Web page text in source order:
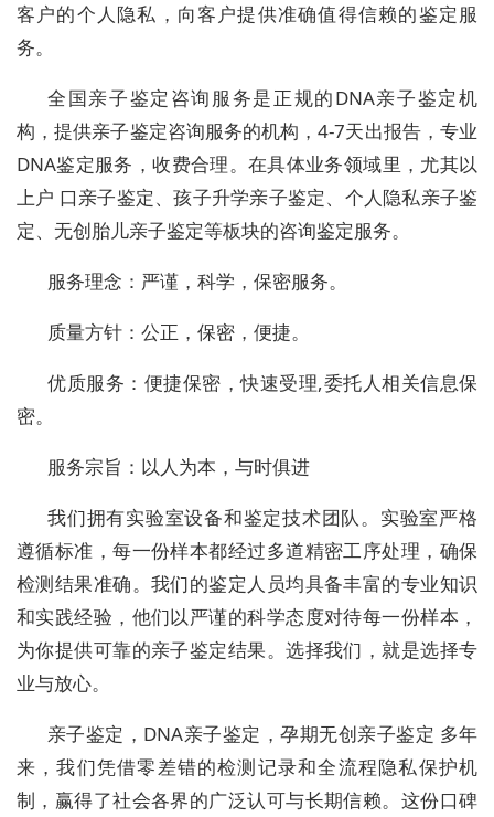
客户的个人隐私，向客户提供准确值得信赖的鉴定服
务。
全国亲子鉴定咨询服务是正规的DNA亲子鉴定机
构，提供亲子鉴定咨询服务的机构，4-7天出报告，专业
DNA鉴定服务，收费合理。在具体业务领域里，尤其以
上户 口亲子鉴定、孩子升学亲子鉴定、个人隐私亲子鉴
定、无创胎儿亲子鉴定等板块的咨询鉴定服务。
服务理念：严谨，科学，保密服务。
质量方针：公正，保密，便捷。
优质服务：便捷保密，快速受理,委托人相关信息保
密。
服务宗旨：以人为本，与时俱进
我们拥有实验室设备和鉴定技术团队。实验室严格
遵循标准，每一份样本都经过多道精密工序处理，确保
检测结果准确。我们的鉴定人员均具备丰富的专业知识
和实践经验，他们以严谨的科学态度对待每一份样本，
为你提供可靠的亲子鉴定结果。选择我们，就是选择专
业与放心。
亲子鉴定，DNA亲子鉴定，孕期无创亲子鉴定 多年
来，我们凭借零差错的检测记录和全流程隐私保护机
制，赢得了社会各界的广泛认可与长期信赖。这份口碑